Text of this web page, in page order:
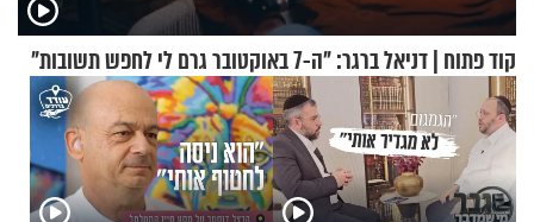
קוד פתוח | דניאל ברגר: "ה-7 באוקטובר גרם לי לחפש תשובות"